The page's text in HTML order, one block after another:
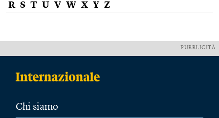
R S T U V W X Y Z
PUBBLICITÀ
Chi siamo